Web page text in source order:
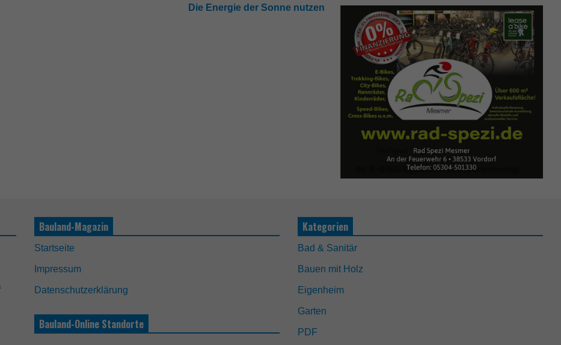
Die Energie der Sonne nutzen
Bauland-Magazin
Startseite
Impressum
Datenschutzerklärung
Bauland-Online Standorte
Kategorien
Bad & Sanitär
Bauen mit Holz
Eigenheim
Garten
PDF